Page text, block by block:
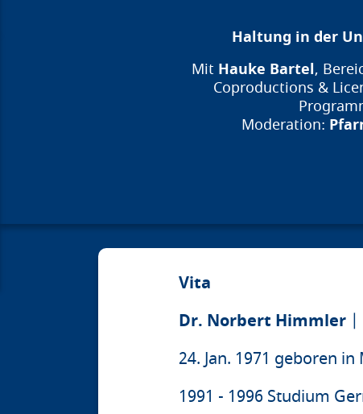
Haltung in der
Mit Hauke Bartel,
Coproductions &
Moderation:
Vita
Dr. Norbert Himmler |
24. Jan. 1971 geboren in
1991 - 1996 Studium